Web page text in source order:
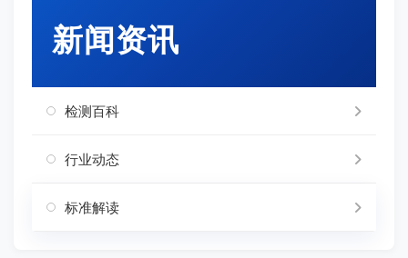
新闻资讯
检测百科
行业动态
标准解读